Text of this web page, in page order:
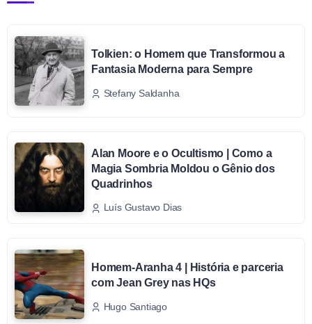
Tolkien: o Homem que Transformou a
Fantasia Moderna para Sempre
Stefany Saldanha
Alan Moore e o Ocultismo | Como a
Magia Sombria Moldou o Gênio dos
Quadrinhos
Luís Gustavo Dias
Homem-Aranha 4 | História e parceria
com Jean Grey nas HQs
Hugo Santiago